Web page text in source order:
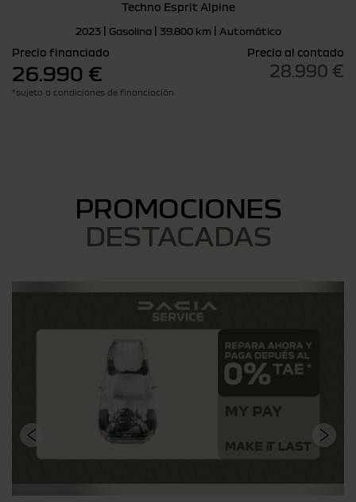
Techno Esprit Alpine
2023 | Gasolina | 39.800 km | Automático
Precio financiado
26.990 €
*sujeto a condiciones de financiación
Precio al contado
28.990 €
PROMOCIONES
DESTACADAS